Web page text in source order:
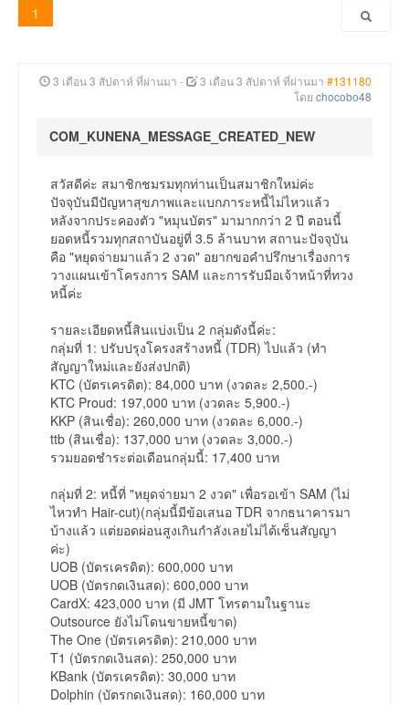
1
3 เดือน 3 สัปดาห์ ที่ผ่านมา - 3 เดือน 3 สัปดาห์ ที่ผ่านมา #131180
โดย chocobo48
COM_KUNENA_MESSAGE_CREATED_NEW
สวัสดีค่ะ สมาชิกชมรมทุกท่านเป็นสมาชิกใหม่ค่ะ
ปัจจุบันมีปัญหาสุขภาพและแบกภาระหนี้ไม่ไหวแล้ว
หลังจากประคองตัว "หมุนบัตร" มามากกว่า 2 ปี ตอนนี้
ยอดหนี้รวมทุกสถาบันอยู่ที่ 3.5 ล้านบาท สถานะปัจจุบัน
คือ "หยุดจ่ายมาแล้ว 2 งวด" อยากขอคำปรึกษาเรื่องการ
วางแผนเข้าโครงการ SAM และการรับมือเจ้าหน้าที่ทวง
หนี้ค่ะ
รายละเอียดหนี้สินแบ่งเป็น 2 กลุ่มดังนี้ค่ะ:
กลุ่มที่ 1: ปรับปรุงโครงสร้างหนี้ (TDR) ไปแล้ว (ทำ
สัญญาใหม่และยังส่งปกติ)
KTC (บัตรเครดิต): 84,000 บาท (งวดละ 2,500.-)
KTC Proud: 197,000 บาท (งวดละ 5,900.-)
KKP (สินเชื่อ): 260,000 บาท (งวดละ 6,000.-)
ttb (สินเชื่อ): 137,000 บาท (งวดละ 3,000.-)
รวมยอดชำระต่อเดือนกลุ่มนี้: 17,400 บาท
กลุ่มที่ 2: หนี้ที่ "หยุดจ่ายมา 2 งวด" เพื่อรอเข้า SAM (ไม่
ไหวทำ Hair-cut)(กลุ่มนี้มีข้อเสนอ TDR จากธนาคารมา
บ้างแล้ว แต่ยอดผ่อนสูงเกินกำลังเลยไม่ได้เซ็นสัญญา
ค่ะ)
UOB (บัตรเครดิต): 600,000 บาท
UOB (บัตรกดเงินสด): 600,000 บาท
CardX: 423,000 บาท (มี JMT โทรตามในฐานะ
Outsource ยังไม่โดนขายหนี้ขาด)
The One (บัตรเครดิต): 210,000 บาท
T1 (บัตรกดเงินสด): 250,000 บาท
KBank (บัตรเครดิต): 30,000 บาท
Dolphin (บัตรกดเงินสด): 160,000 บาท